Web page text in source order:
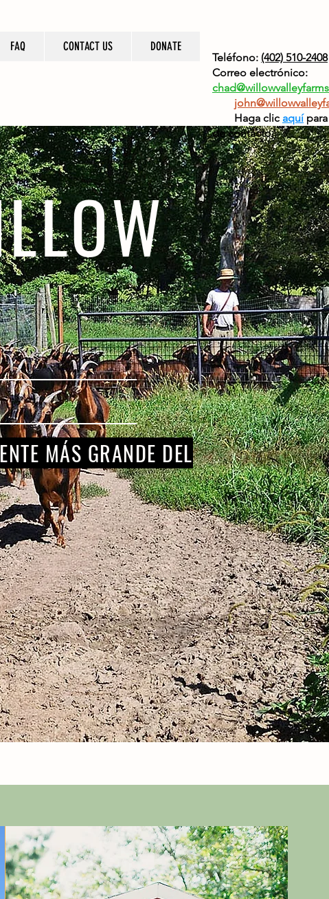
FAQ CONTACT US DONATE
Teléfono: (402) 510-2408
Correo electrónico:
Haga clic aquí
de contacto.
MÁS GRANDE DEL